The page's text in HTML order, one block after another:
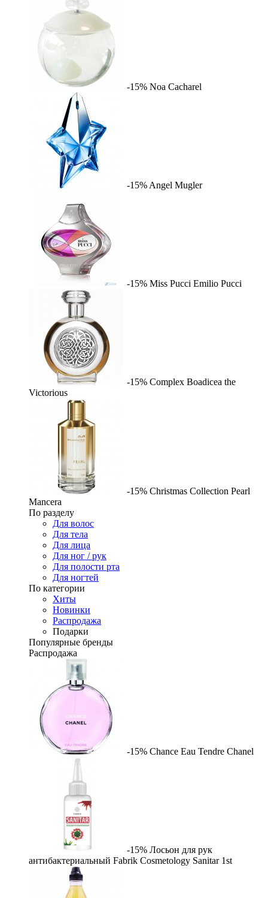
-15% Noa Cacharel
-15% Angel Mugler
-15% Miss Pucci Emilio Pucci
-15% Complex Boadicea the
Victorious
-15% Christmas Collection Pearl
Mancera
По разделу
Для волос
Для тела
Для лица
Для ног / рук
Для полости рта
Для ногтей
По категории
Хиты
Новинки
Распродажа
Подарки
Популярные бренды
Распродажа
-15% Chance Eau Tendre Chanel
-15% Лосьон для рук
антибактериальный Fabrik Cosmetology Sanitar 1st